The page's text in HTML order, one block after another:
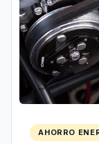
AHORRO